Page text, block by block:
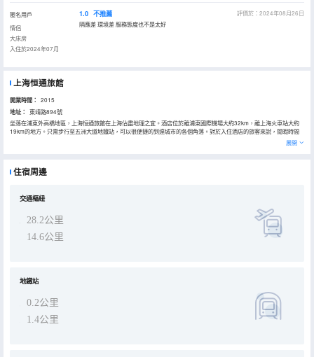
匿名用戶
情侶
大床房
入住於2024年07月
1.0 不推薦
評價於：2024年08月26日
隔應差 環境差 服務態度也不是太好
上海恒通旅館
開業時間： 2015
地址：
東靖路894號
坐落在浦東外高橋地區，上海恒通旅館在上海佔盡地理之宜。酒店位於離浦東國際機場大約32km，離上海火車站大約
19km的地方。只需步行至五洲大道地鐵站，可以很便捷的到達城市的各個角落。對於入住酒店的旅客來說，閒暇時間
展開
住宿周邊
交通樞紐
28.2公里
14.6公里
地鐵站
0.2公里
1.4公里